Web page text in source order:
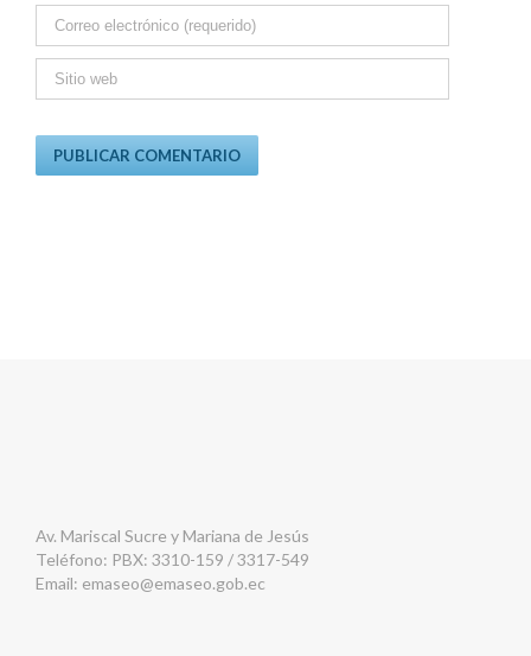
Av. Mariscal Sucre y Mariana de Jesús
Teléfono: PBX: 3310-159 / 3317-549
Email: emaseo@emaseo.gob.ec